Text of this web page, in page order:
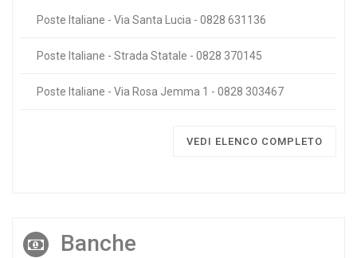
Poste Italiane - Via Santa Lucia - 0828 631136
Poste Italiane - Strada Statale - 0828 370145
Poste Italiane - Via Rosa Jemma 1 - 0828 303467
VEDI ELENCO COMPLETO
Banche